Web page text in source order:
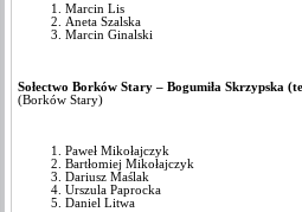
Marcin Lis
Aneta Szalska
Marcin Ginalski
Sołectwo Borków Stary – Bogumiła Skrzypska
(Borków Stary)
Paweł Mikołajczyk
Bartłomiej Mikołajczyk
Dariusz Maślak
Urszula Paprocka
Daniel Litwa